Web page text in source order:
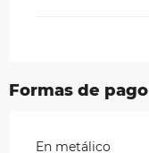
Formas de pago
En metálico